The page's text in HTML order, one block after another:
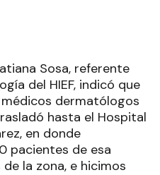
Sosa, referente
del HIEF, indicó que
dermatólogos
hasta el Hospital
en donde
pacientes de esa
la zona, e hicimos